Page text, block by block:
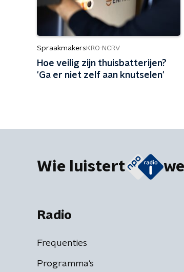
Spraakmakers KRO-NCRV
Hoe veilig zijn thuisbatterijen?
'Ga er niet zelf aan knutselen'
Wie luistert
Radio
Frequenties
Programma's